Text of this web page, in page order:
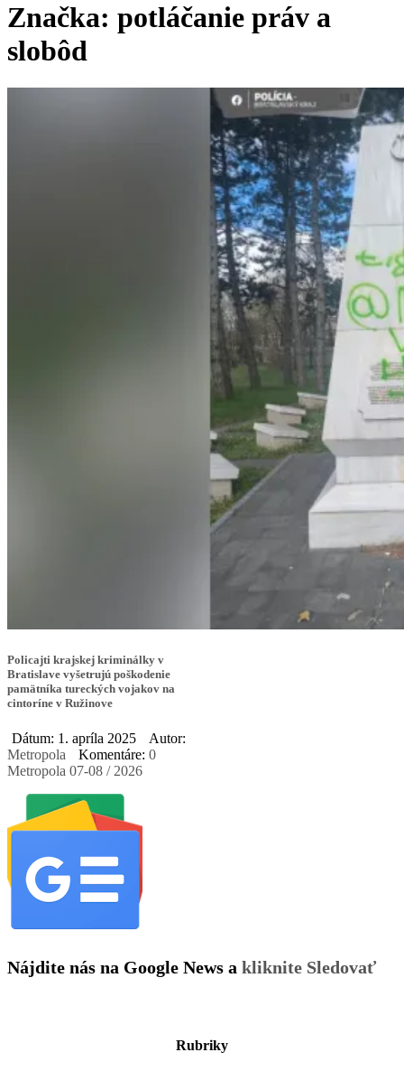
Značka: potláčanie práv a
slobôd
Policajti krajskej kriminálky v
Bratislave vyšetrujú poškodenie
pamätníka tureckých vojakov na
cintoríne v Ružinove
Dátum: 1. apríla 2025
Autor:
Metropola
Komentáre: 0
Metropola 07-08 / 2026
Nájdite nás na Google News a kliknite Sledovať
Rubriky